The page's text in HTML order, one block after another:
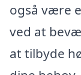
også være
ved at
at tilbyde